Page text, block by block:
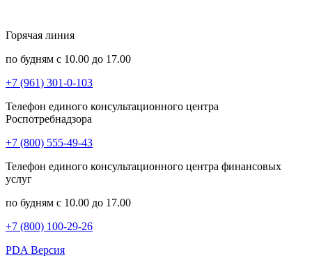
Горячая линия
по будням с 10.00 до 17.00
+7 (961) 301-0-103
Телефон единого консультационного центра
Роспотребнадзора
+7 (800) 555-49-43
Телефон единого консультационного центра финансовых
услуг
по будням с 10.00 до 17.00
+7 (800) 100-29-26
PDA Версия